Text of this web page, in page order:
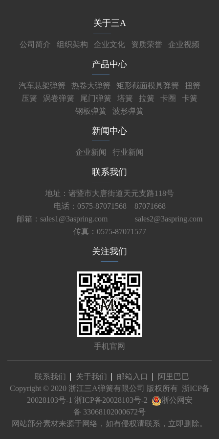
关于三A
公司简介 组织架构 企业文化 资质荣誉 企业视频
产品中心
汽车悬架弹簧 热卷大弹簧 矩形截面模具弹簧
扭簧
压簧
涡卷弹簧 尾门弹簧 塔簧 拉簧 卡圈
卡簧
钢板弹簧
波形弹簧
新闻中心
企业新闻 行业新闻
联系我们
地址：诸暨市大唐街道天元支路118号
电话：0575-87071568 87071668
邮箱：sales1@3aspring.com
sales2@3aspring.com
传真：0575-87071577
关注我们
手机官网
联系我们 关于我们 邮箱入口
阿里巴巴
Copyright © 2020 浙江三A弹簧有限公司 版权所有 浙ICP备
20028103号-1 浙ICP备20028103号-2
浙公网安
备 33068102000672号
网站部分素材来源于网络，如有侵权请联系，立即删除。